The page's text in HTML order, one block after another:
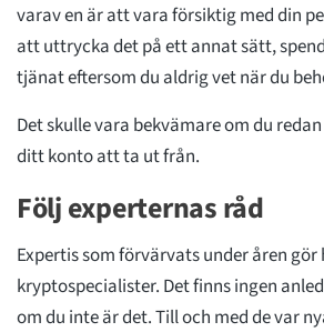
varav en är att vara försiktig med din
att uttrycka det på ett annat sätt,
tjänat eftersom du aldrig vet när du
Det skulle vara bekvämare om du
ditt konto att ta ut från.
Följ experternas råd
Expertis som förvärvats under åren
kryptospecialister. Det finns ingen
om du inte är det. Till och med de var